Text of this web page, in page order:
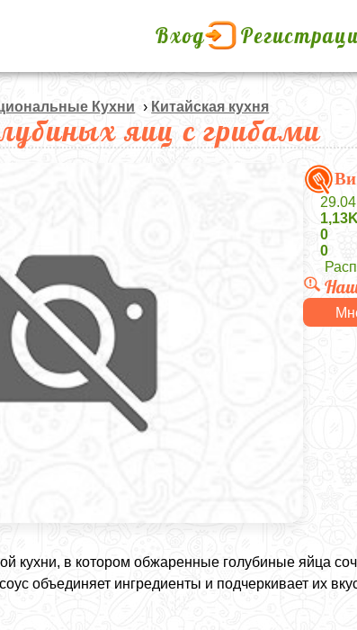
Вход
Кухни › Китайская кухня
яиц с грибами
1,13K
0
0
кухни, в котором обжаренные голубиные яйца
объединяет ингредиенты и подчеркивает их